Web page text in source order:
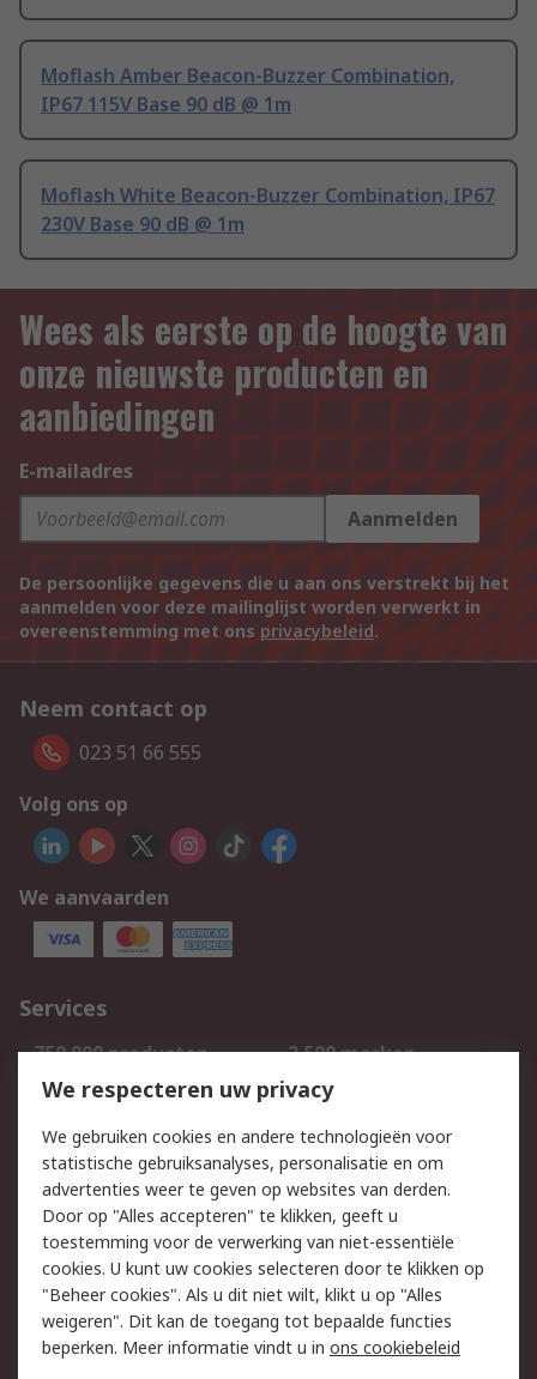
Moflash Amber Beacon-Buzzer Combination,
IP67 115V Base 90 dB @ 1m
Moflash White Beacon-Buzzer Combination, IP67
230V Base 90 dB @ 1m
Wees als eerste op de hoogte van
onze nieuwste producten en
aanbiedingen
E-mailadres
Aanmelden
De persoonlijke gegevens die u aan ons verstrekt bij het
aanmelden voor deze mailinglijst worden verwerkt in
overeenstemming met ons privacybeleid.
Neem contact op
023 51 66 555
Volg ons op
We aanvaarden
Services
750.000 producten
2.500 merken
Bestellen
Inkoopoplossingen
Track & Trace
Wettelijk
Cookiebeleid
Email veiligheid
Privacybeleid
Websitevoorwaarden
Algemene
verkoopvoorwaarden
We respecteren uw privacy
We gebruiken cookies en andere technologieën voor
statistische gebruiksanalyses, personalisatie en om
advertenties weer te geven op websites van derden.
Door op "Alles accepteren" te klikken, geeft u
toestemming voor de verwerking van niet-essentiële
cookies. U kunt uw cookies selecteren door te klikken op
"Beheer cookies". Als u dit niet wilt, klikt u op "Alles
weigeren". Dit kan de toegang tot bepaalde functies
beperken. Meer informatie vindt u in ons cookiebeleid